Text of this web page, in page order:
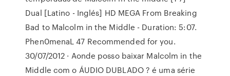
Dual [Latino - Inglés] HD MEGA From Breaking
Bad to Malcolm in the Middle - Duration: 5:07.
Phen0menaL 47 Recommended for you.
30/07/2012 · Aonde posso baixar Malcolm in the
Middle com o ÁUDIO DUBLADO ? é uma série